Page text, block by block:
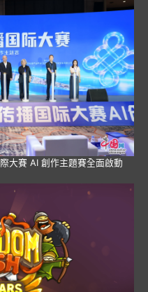
大賽 AI 創作主題賽全面啟動